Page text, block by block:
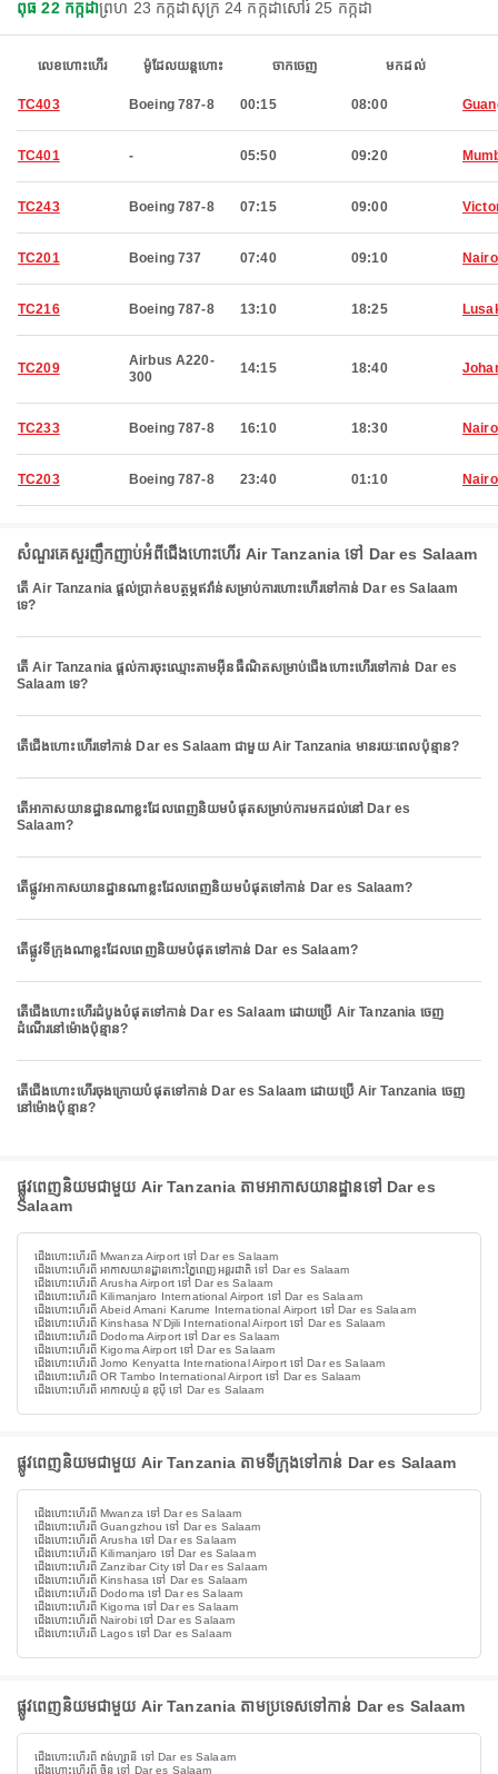
ពុធ 22 កក្កដាព្រហ 23 កក្កដាសុក្រ 24 កក្កដាសៅរ៍ 25 កក្កដា
លេខហោះហើរ ម៉ូដែលយន្តហោះ ចាកចេញ មកដល់
TC403 Boeing 787-8 00:15 08:00
TC401 - 05:50 09:20
TC243 Boeing 787-8 07:15 09:00
TC201 Boeing 737 07:40 09:10
TC216 Boeing 787-8 13:10 18:25
TC209
Airbus A220-
300
14:15 18:40
TC233 Boeing 787-8 16:10 18:30
TC203 Boeing 787-8 23:40 01:10
សំណួរគេសួរញឹកញាប់អំពីជើងហោះហើរ Air Tanzania ទៅ Dar es Salaam
តើ Air Tanzania ផ្តល់ប្រាក់ឧបត្ថម្ភឥវ៉ាន់សម្រាប់ការហោះហើរទៅកាន់ Dar es Salaam
ទេ?
តើ Air Tanzania ផ្តល់ការចុះឈ្មោះតាមអ៊ីនធឺណិតសម្រាប់ជើងហោះហើរទៅកាន់ Dar es
Salaam ទេ?
តើជើងហោះហើរទៅកាន់ Dar es Salaam ជាមួយ Air Tanzania មានរយៈពេលប៉ុន្មាន?
តើអាកាសយានដ្ឋានណាខ្លះដែលពេញនិយមបំផុតសម្រាប់ការមកដល់នៅ Dar es
Salaam?
តើផ្លូវអាកាសយានដ្ឋានណាខ្លះដែលពេញនិយមបំផុតទៅកាន់ Dar es Salaam?
តើផ្លូវទីក្រុងណាខ្លះដែលពេញនិយមបំផុតទៅកាន់ Dar es Salaam?
តើជើងហោះហើរដំបូងបំផុតទៅកាន់ Dar es Salaam ដោយប្រើ Air Tanzania ចេញ
ដំណើរនៅម៉ោងប៉ុន្មាន?
តើជើងហោះហើរចុងក្រោយបំផុតទៅកាន់ Dar es Salaam ដោយប្រើ Air Tanzania ចេញ
នៅម៉ោងប៉ុន្មាន?
ផ្លូវពេញនិយមជាមួយ Air Tanzania តាមអាកាសយានដ្ឋានទៅ Dar es
Salaam
ជើងហោះហើរពី Mwanza Airport ទៅ Dar es Salaam
ជើងហោះហើរពី អាកាសយានដ្ឋានកោះភ្នៃពេញអន្តរជាតិ ទៅ Dar es Salaam
ជើងហោះហើរពី Arusha Airport ទៅ Dar es Salaam
ជើងហោះហើរពី Kilimanjaro International Airport ទៅ Dar es Salaam
ជើងហោះហើរពី Abeid Amani Karume International Airport ទៅ Dar es Salaam
ជើងហោះហើរពី Kinshasa N'Djili International Airport ទៅ Dar es Salaam
ជើងហោះហើរពី Dodoma Airport ទៅ Dar es Salaam
ជើងហោះហើរពី Kigoma Airport ទៅ Dar es Salaam
ជើងហោះហើរពី Jomo Kenyatta International Airport ទៅ Dar es Salaam
ជើងហោះហើរពី OR Tambo International Airport ទៅ Dar es Salaam
ជើងហោះហើរពី អាកាសយ៉ូន ឌុប៉ី ទៅ Dar es Salaam
ផ្លូវពេញនិយមជាមួយ Air Tanzania តាមទីក្រុងទៅកាន់ Dar es Salaam
ជើងហោះហើរពី Mwanza ទៅ Dar es Salaam
ជើងហោះហើរពី Guangzhou ទៅ Dar es Salaam
ជើងហោះហើរពី Arusha ទៅ Dar es Salaam
ជើងហោះហើរពី Kilimanjaro ទៅ Dar es Salaam
ជើងហោះហើរពី Zanzibar City ទៅ Dar es Salaam
ជើងហោះហើរពី Kinshasa ទៅ Dar es Salaam
ជើងហោះហើរពី Dodoma ទៅ Dar es Salaam
ជើងហោះហើរពី Kigoma ទៅ Dar es Salaam
ជើងហោះហើរពី Nairobi ទៅ Dar es Salaam
ជើងហោះហើរពី Lagos ទៅ Dar es Salaam
ផ្លូវពេញនិយមជាមួយ Air Tanzania តាមប្រទេសទៅកាន់ Dar es Salaam
ជើងហោះហើរពី តង់ហ្សានី ទៅ Dar es Salaam
ជើងហោះហើរពី ចិន ទៅ Dar es Salaam